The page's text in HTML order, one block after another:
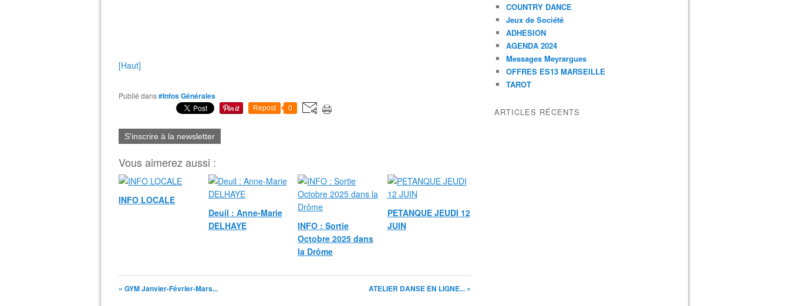
[Haut]
Publié dans#Infos Générales
Repost 0
S'inscrire à la newsletter
Vous aimerez aussi :
INFO LOCALE
Deuil : Anne-Marie
DELHAYE
INFO : Sortie
Octobre 2025 dans
la Drôme
PETANQUE JEUDI 12
JUIN
« GYM Janvier-Février-Mars... ATELIER DANSE EN LIGNE... »
COUNTRY DANCE
Jeux de Société
ADHESION
AGENDA 2024
Messages Meyrargues
OFFRES ES13 MARSEILLE
TAROT
ARTICLES RÉCENTS